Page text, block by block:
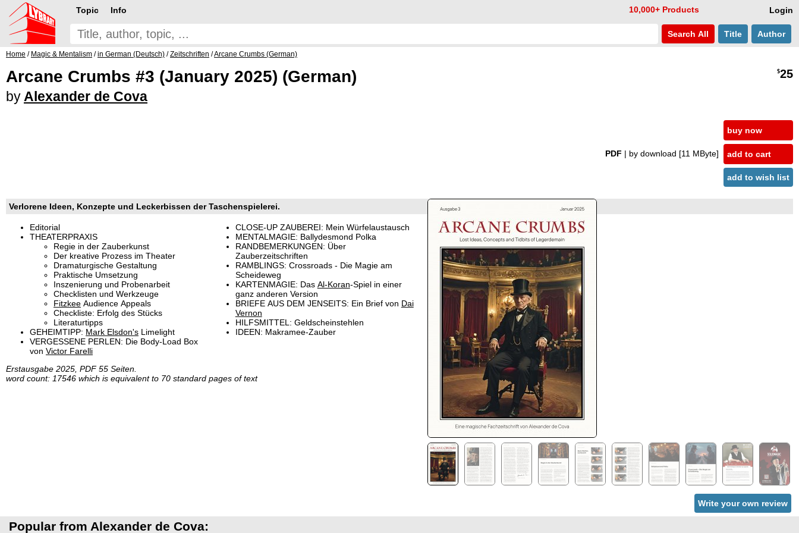
Login
Topic Info 10,000+ Products
Search All Title Author
Home / Magic & Mentalism /in German (Deutsch) /Zeitschriften /Arcane Crumbs (German)
Arcane Crumbs #3 (January 2025) (German)
by Alexander de Cova
$25
PDF | by download [11 MByte]
buy now
add to cart
add to wish list
Verlorene Ideen, Konzepte und Leckerbissen der Taschenspielerei.
Editorial
THEATERPRAXIS
Regie in der Zauberkunst
Der kreative Prozess im Theater
Dramaturgische Gestaltung
Praktische Umsetzung
Inszenierung und Probenarbeit
Checklisten und Werkzeuge
Fitzkee Audience Appeals
Checkliste: Erfolg des Stücks
Literaturtipps
GEHEIMTIPP: Mark Elsdon's Limelight
VERGESSENE PERLEN: Die Body-Load Box
von Victor Farelli
CLOSE-UP ZAUBEREI: Mein Würfelaustausch
MENTALMAGIE: Ballydesmond Polka
RANDBEMERKUNGEN: Über
Zauberzeitschriften
RAMBLINGS: Crossroads - Die Magie am
Scheideweg
KARTENMAGIE: Das Al-Koran-Spiel in einer
ganz anderen Version
BRIEFE AUS DEM JENSEITS: Ein Brief von Dai
Vernon
HILFSMITTEL: Geldscheinstehlen
IDEEN: Makramee-Zauber
Erstausgabe 2025, PDF 55 Seiten.
word count: 17546 which is equivalent to 70 standard pages of text
Write your own review
Popular from Alexander de Cova: